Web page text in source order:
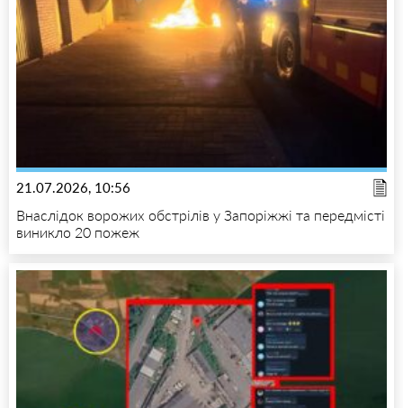
21.07.2026, 10:56
Внаслідок ворожих обстрілів у Запоріжжі та передмісті
виникло 20 пожеж